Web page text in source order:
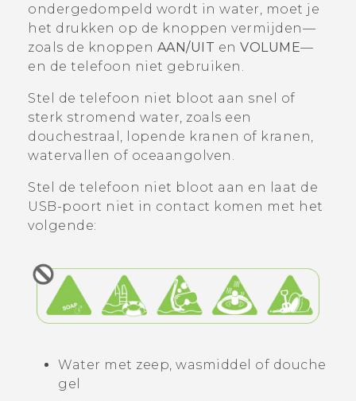
ondergedompeld wordt in water, moet je
het drukken op de knoppen vermijden—
zoals de knoppen AAN/UIT en VOLUME—
en de telefoon niet gebruiken.
Stel de telefoon niet bloot aan snel of
sterk stromend water, zoals een
douchestraal, lopende kranen of kranen,
watervallen of oceaangolven.
Stel de telefoon niet bloot aan en laat de
USB-poort niet in contact komen met het
volgende:
Water met zeep, wasmiddel of douche
gel